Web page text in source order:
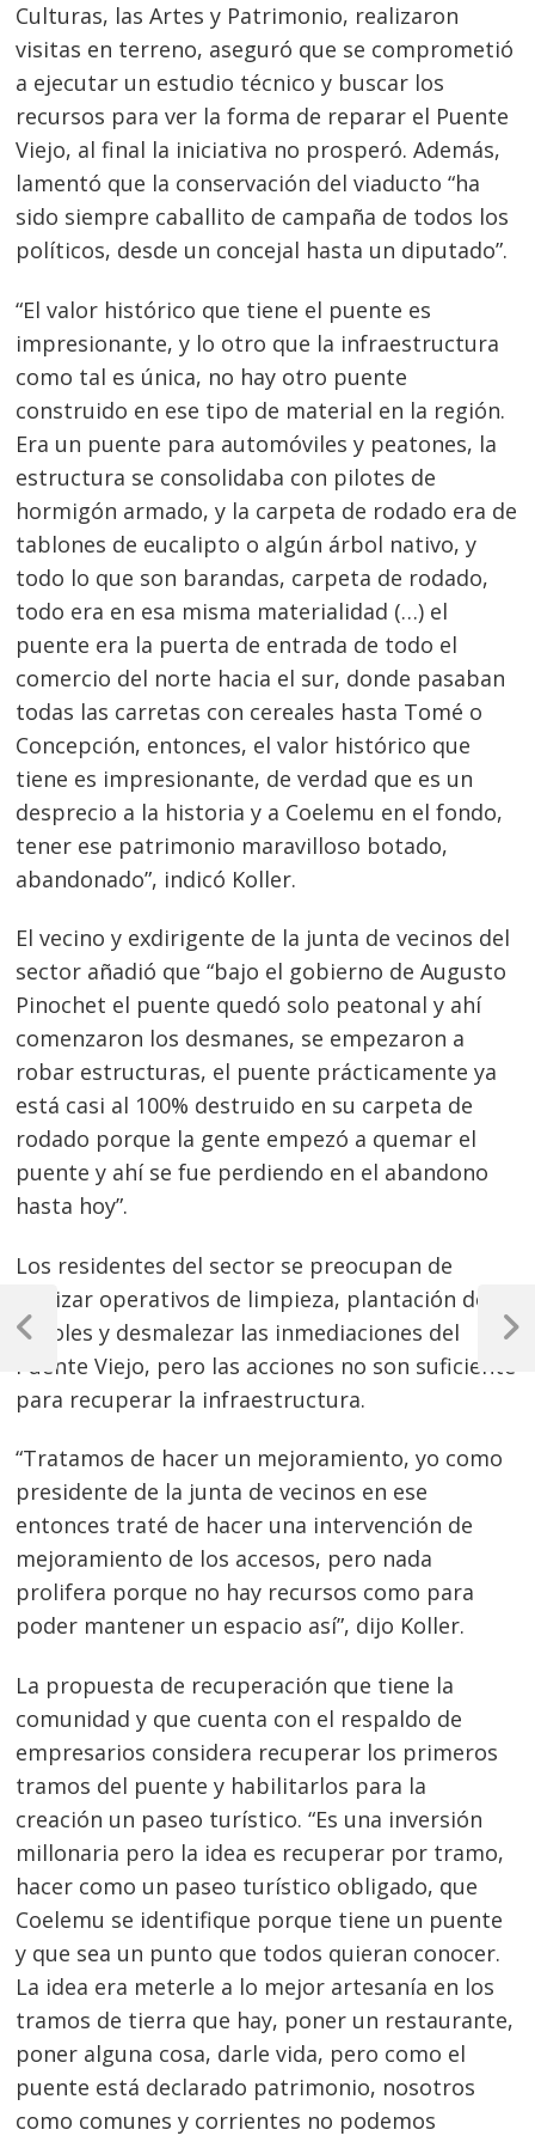
Culturas, las Artes y Patrimonio, realizaron
visitas en terreno, aseguró que se comprometió
a ejecutar un estudio técnico y buscar los
recursos para ver la forma de reparar el Puente
Viejo, al final la iniciativa no prosperó. Además,
lamentó que la conservación del viaducto “ha
sido siempre caballito de campaña de todos los
políticos, desde un concejal hasta un diputado”.
“El valor histórico que tiene el puente es
impresionante, y lo otro que la infraestructura
como tal es única, no hay otro puente
construido en ese tipo de material en la región.
Era un puente para automóviles y peatones, la
estructura se consolidaba con pilotes de
hormigón armado, y la carpeta de rodado era de
tablones de eucalipto o algún árbol nativo, y
todo lo que son barandas, carpeta de rodado,
todo era en esa misma materialidad (…) el
puente era la puerta de entrada de todo el
comercio del norte hacia el sur, donde pasaban
todas las carretas con cereales hasta Tomé o
Concepción, entonces, el valor histórico que
tiene es impresionante, de verdad que es un
desprecio a la historia y a Coelemu en el fondo,
tener ese patrimonio maravilloso botado,
abandonado”, indicó Koller.
El vecino y exdirigente de la junta de vecinos del
sector añadió que “bajo el gobierno de Augusto
Pinochet el puente quedó solo peatonal y ahí
comenzaron los desmanes, se empezaron a
robar estructuras, el puente prácticamente ya
está casi al 100% destruido en su carpeta de
rodado porque la gente empezó a quemar el
puente y ahí se fue perdiendo en el abandono
hasta hoy”.
Los residentes del sector se preocupan de
realizar operativos de limpieza, plantación de
árboles y desmalezar las inmediaciones del
Puente Viejo, pero las acciones no son suficiente
para recuperar la infraestructura.
“Tratamos de hacer un mejoramiento, yo como
presidente de la junta de vecinos en ese
entonces traté de hacer una intervención de
mejoramiento de los accesos, pero nada
prolifera porque no hay recursos como para
poder mantener un espacio así”, dijo Koller.
La propuesta de recuperación que tiene la
comunidad y que cuenta con el respaldo de
empresarios considera recuperar los primeros
tramos del puente y habilitarlos para la
creación un paseo turístico. “Es una inversión
millonaria pero la idea es recuperar por tramo,
hacer como un paseo turístico obligado, que
Coelemu se identifique porque tiene un puente
y que sea un punto que todos quieran conocer.
La idea era meterle a lo mejor artesanía en los
tramos de tierra que hay, poner un restaurante,
poner alguna cosa, darle vida, pero como el
puente está declarado patrimonio, nosotros
como comunes y corrientes no podemos
Navegación
de
entradas
Previous
Next
Post